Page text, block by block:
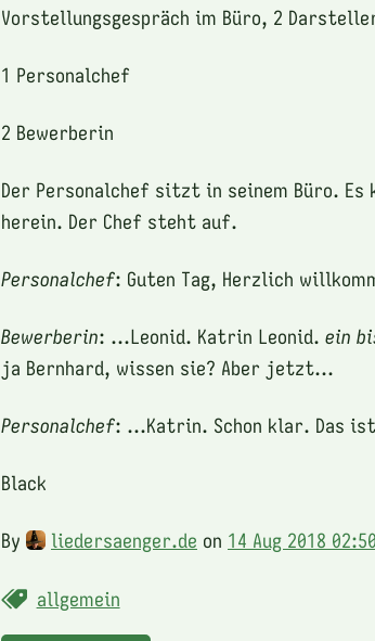
Vorstellungsgespräch im Büro, 2
1 Personalchef
2 Bewerberin
Der Personalchef sitzt in seinem Büro.
herein. Der Chef steht auf.
Personalchef: Guten Tag, Herzlich
Bewerberin: ...Leonid. Katrin Leonid. ein
ja Bernhard, wissen sie? Aber jetzt...
Personalchef: ...Katrin. Schon klar. Das
Black
By liedersaenger.de on 14 Aug 2018 02:50
allgemein